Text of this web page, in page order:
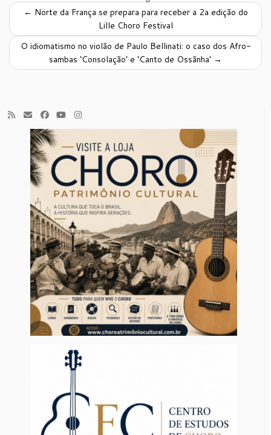
← Norte da França se prepara para receber a 2a edição do
Lille Choro Festival
O idiomatismo no violão de Paulo Bellinati: o caso dos Afro-
sambas ‘Consolação’ e ‘Canto de Ossãnha’ →